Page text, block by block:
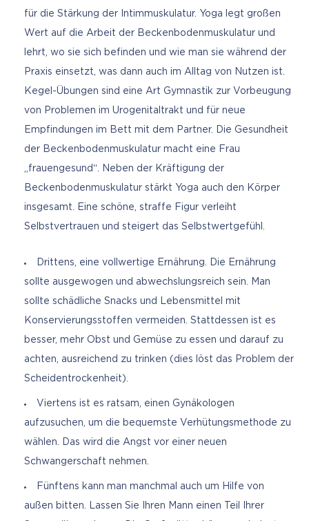
für die Stärkung der Intimmuskulatur. Yoga legt großen
Wert auf die Arbeit der Beckenbodenmuskulatur und
lehrt, wo sie sich befinden und wie man sie während der
Praxis einsetzt, was dann auch im Alltag von Nutzen ist.
Kegel-Übungen sind eine Art Gymnastik zur Vorbeugung
von Problemen im Urogenitaltrakt und für neue
Empfindungen im Bett mit dem Partner. Die Gesundheit
der Beckenbodenmuskulatur macht eine Frau
„frauengesund“. Neben der Kräftigung der
Beckenbodenmuskulatur stärkt Yoga auch den Körper
insgesamt. Eine schöne, straffe Figur verleiht
Selbstvertrauen und steigert das Selbstwertgefühl.
Drittens, eine vollwertige Ernährung. Die Ernährung
sollte ausgewogen und abwechslungsreich sein. Man
sollte schädliche Snacks und Lebensmittel mit
Konservierungsstoffen vermeiden. Stattdessen ist es
besser, mehr Obst und Gemüse zu essen und darauf zu
achten, ausreichend zu trinken (dies löst das Problem der
Scheidentrockenheit).
Viertens ist es ratsam, einen Gynäkologen
aufzusuchen, um die bequemste Verhütungsmethode zu
wählen. Das wird die Angst vor einer neuen
Schwangerschaft nehmen.
Fünftens kann man manchmal auch um Hilfe von
außen bitten. Lassen Sie Ihren Mann einen Teil Ihrer